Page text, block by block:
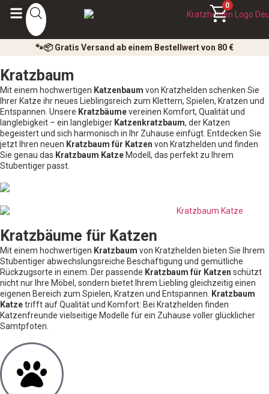
0
🐾📦 Gratis Versand ab einem Bestellwert von 80 €
Kratzbaum
Mit einem hochwertigen Katzenbaum von Kratzhelden schenken Sie
Ihrer Katze ihr neues Lieblingsreich zum Klettern, Spielen, Kratzen und
Entspannen. Unsere Kratzbäumevereinen Komfort, Qualität und
langlebigkeit – ein langlebiger Katzenkratzbaum, der Katzen
begeistert und sich harmonisch in Ihr Zuhause einfügt. Entdecken Sie
jetzt Ihren neuen Kratzbaum für Katzen von Kratzhelden und finden
Sie genau das Kratzbaum Katze Modell, das perfekt zu Ihrem
Stubentiger passt.
Kratzbäume für Katzen
Mit einem hochwertigen Kratzbaum von Kratzhelden bieten Sie Ihrem
Stubentiger abwechslungsreiche Beschäftigung und gemütliche
Rückzugsorte in einem. Der passende Kratzbaum für Katzen schützt
nicht nur Ihre Möbel, sondern bietet Ihrem Liebling gleichzeitig einen
eigenen Bereich zum Spielen, Kratzen und Entspannen. Kratzbaum
Katzetrifft auf Qualität und Komfort: Bei Kratzhelden finden
Katzenfreunde vielseitige Modelle für ein Zuhause voller glücklicher
Samtpfoten.